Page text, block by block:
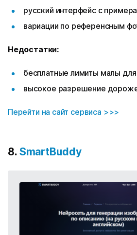
русский интерфейс с
вариации по референсным
Недостатки:
бесплатные лимиты малы
высокое разрешение
Перейти на сайт сервиса >>>
8. SmartBuddy